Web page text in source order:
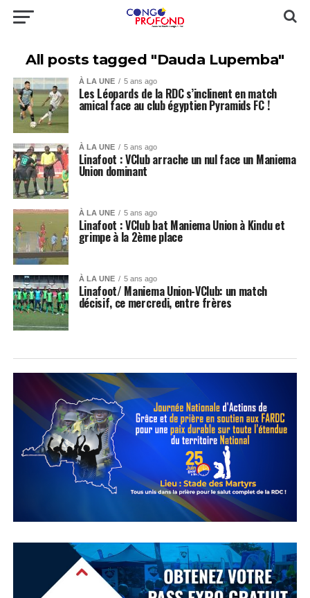
All posts tagged "Dauda Lupemba"
À LA UNE 5 ans ago
Les Léopards de la RDC s’inclinent en match
amical face au club égyptien Pyramids FC !
À LA UNE 5 ans ago
Linafoot : VClub arrache un nul face un Maniema
Union dominant
À LA UNE 5 ans ago
Linafoot : VClub bat Maniema Union à Kindu et
grimpe à la 2ème place
À LA UNE 5 ans ago
Linafoot/ Maniema Union-VClub: un match
décisif, ce mercredi, entre frères